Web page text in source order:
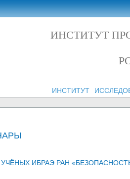
ИНСТИТУТ
ИНСТИТУТ
ИБРАЭ РАН